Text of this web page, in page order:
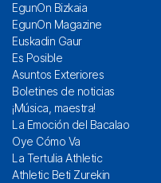
EgunOn Bizkaia
EgunOn Magazine
Euskadin Gaur
Es Posible
Asuntos Exteriores
Boletines de noticias
¡Música, maestra!
La Emoción del Bacalao
Oye Cómo Va
La Tertulia Athletic
Athletic Beti Zurekin